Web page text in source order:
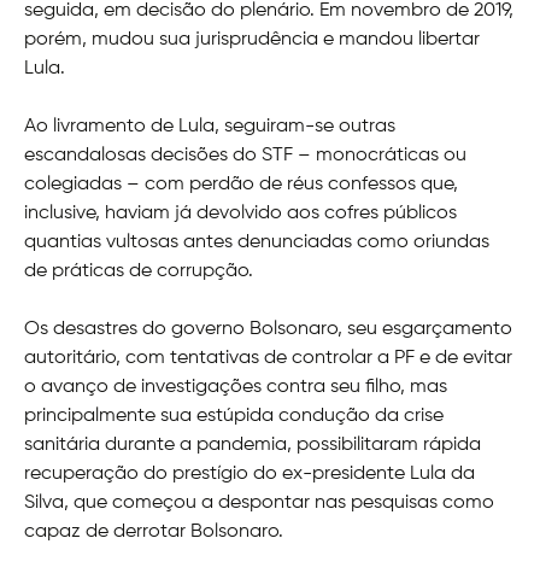
seguida, em decisão do plenário. Em novembro de 2019,
porém, mudou sua jurisprudência e mandou libertar
Lula.
Ao livramento de Lula, seguiram-se outras
escandalosas decisões do STF – monocráticas ou
colegiadas – com perdão de réus confessos que,
inclusive, haviam já devolvido aos cofres públicos
quantias vultosas antes denunciadas como oriundas
de práticas de corrupção.
Os desastres do governo Bolsonaro, seu esgarçamento
autoritário, com tentativas de controlar a PF e de evitar
o avanço de investigações contra seu filho, mas
principalmente sua estúpida condução da crise
sanitária durante a pandemia, possibilitaram rápida
recuperação do prestígio do ex-presidente Lula da
Silva, que começou a despontar nas pesquisas como
capaz de derrotar Bolsonaro.